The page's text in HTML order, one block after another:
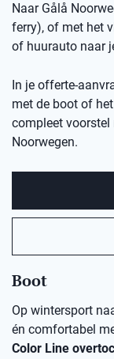
Naar Gålå
ferry), of met het
of huurauto naar
In je offerte-
met de boot of
compleet
Noorwegen.
Boot
Op wintersport
én comfortabel
Color Line